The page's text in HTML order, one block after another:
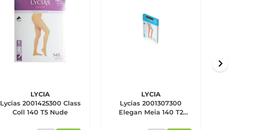
LYCIA
Lycias 2001425300 Class
Coll 140 T5 Nude
LYCIA
Lycias 2001307300
Elegan Meia 140 T2